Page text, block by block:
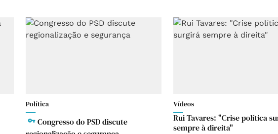
Política
Congresso do PSD discute
Vídeos
Rui Tavares: "Crise política
sempre à direita"